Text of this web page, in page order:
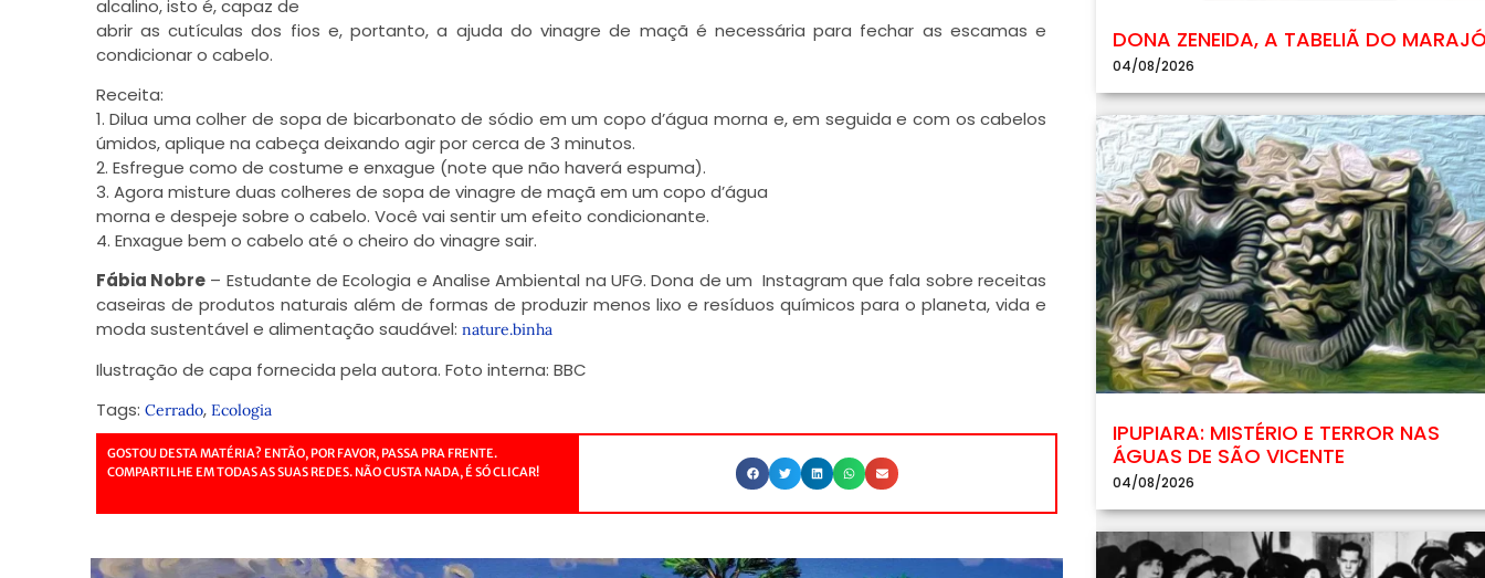
alcalino, isto é, capaz de
abrir as cutículas dos fios e, portanto, a ajuda do vinagre de maçã é necessária para fechar as escamas e
condicionar o cabelo.
Receita:
1. Dilua uma colher de sopa de bicarbonato de sódio em um copo d’água morna e, em seguida e com os cabelos
úmidos, aplique na cabeça deixando agir por cerca de 3 minutos.
2. Esfregue como de costume e enxague (note que não haverá espuma).
3. Agora misture duas colheres de sopa de vinagre de maçã em um copo d’água
morna e despeje sobre o cabelo. Você vai sentir um efeito condicionante.
4. Enxague bem o cabelo até o cheiro do vinagre sair.
Fábia Nobre – Estudante de Ecologia e Analise Ambiental na UFG. Dona de um Instagram que fala sobre receitas
caseiras de produtos naturais além de formas de produzir menos lixo e resíduos químicos para o planeta, vida e
moda sustentável e alimentação saudável: nature.binha
Ilustração de capa fornecida pela autora. Foto interna: BBC
Tags: Cerrado, Ecologia
GOSTOU DESTA MATÉRIA? ENTÃO, POR FAVOR, PASSA PRA FRENTE.
COMPARTILHE EM TODAS AS SUAS REDES. NÃO CUSTA NADA, É SÓ CLICAR!
DONA ZENEIDA, A TABELIÃ DO
04/08/2026
IPUPIARA: MISTÉRIO E TERROR NAS
ÁGUAS DE SÃO VICENTE
04/08/2026